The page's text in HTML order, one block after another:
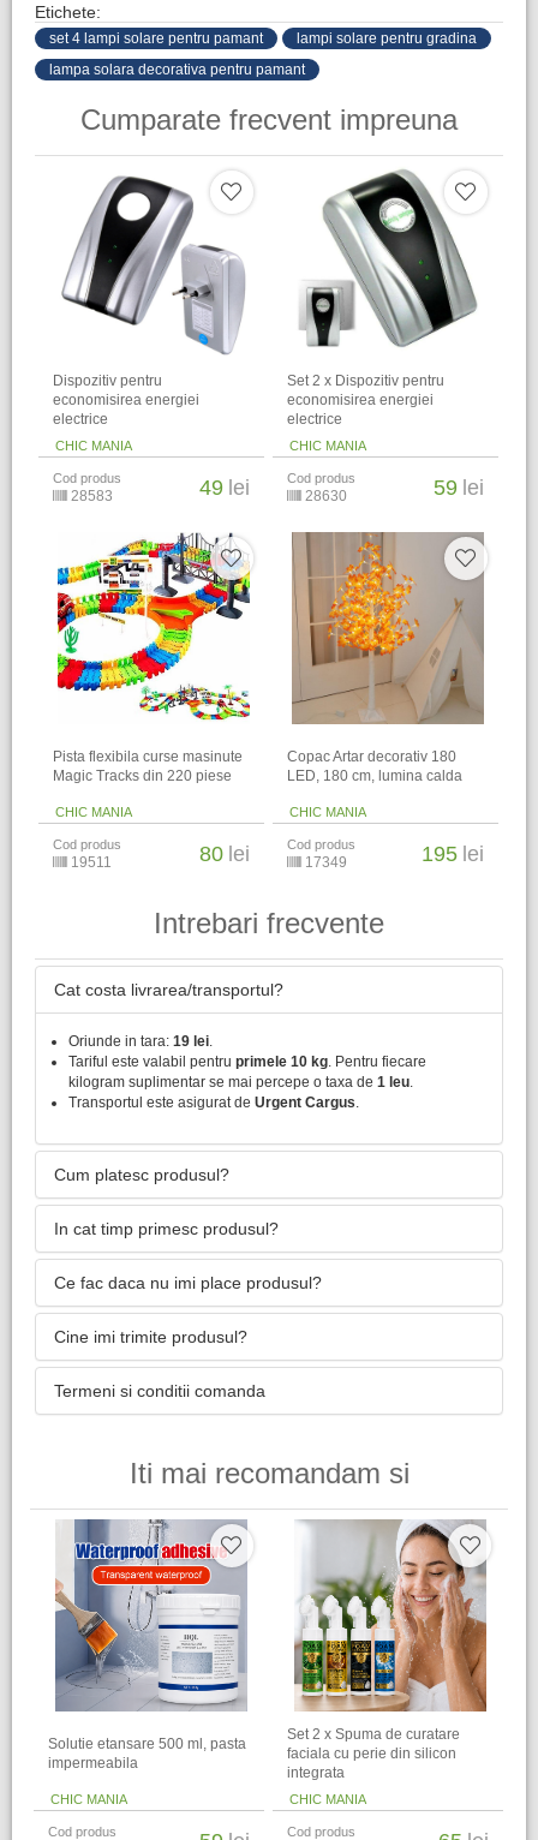
Etichete:
set 4 lampi solare pentru pamant
lampi solare pentru gradina
lampa solara decorativa pentru pamant
Cumparate frecvent impreuna
Dispozitiv pentru
economisirea energiei
electrice
CHIC MANIA
Cod produs
28583 49 lei
Set 2 x Dispozitiv pentru
economisirea energiei
electrice
CHIC MANIA
Cod produs
28630 59 lei
Pista flexibila curse masinute
Magic Tracks din 220 piese
CHIC MANIA
Cod produs
19511 80 lei
Copac Artar decorativ 180
LED, 180 cm, lumina calda
CHIC MANIA
Cod produs
17349 195 lei
Intrebari frecvente
Cat costa livrarea/transportul?
Oriunde in tara: 19 lei
Tariful este valabil pentru primele 10 kg . Pentru fiecare
kilogram suplimentar se mai percepe o taxa de 1 leu
Transportul este asigurat de Urgent Cargus
Cum platesc produsul?
In cat timp primesc produsul?
Ce fac daca nu imi place produsul?
Cine imi trimite produsul?
Termeni si conditii comanda
Iti mai recomandam si
Solutie etansare 500 ml, pasta
impermeabila
CHIC MANIA
Cod produs
Set 2 x Spuma de curatare
faciala cu perie din silicon
integrata
CHIC MANIA
Cod produs